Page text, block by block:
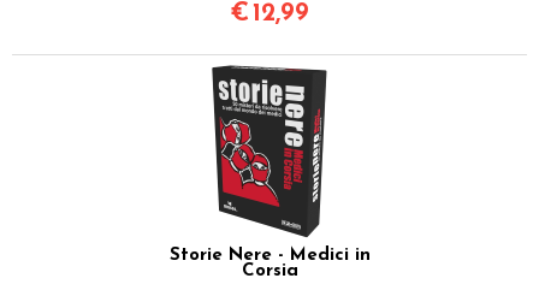
€ 12,99
Storie Nere - Medici in
Corsia